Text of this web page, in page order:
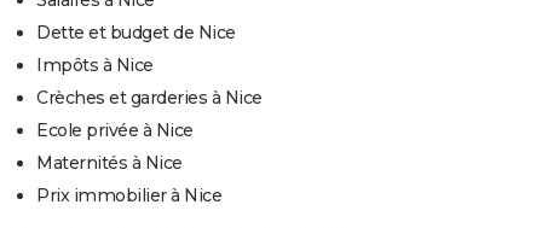
Dette et budget de Nice
Impôts à Nice
Crèches et garderies à Nice
Ecole privée à Nice
Maternités à Nice
Prix immobilier à Nice